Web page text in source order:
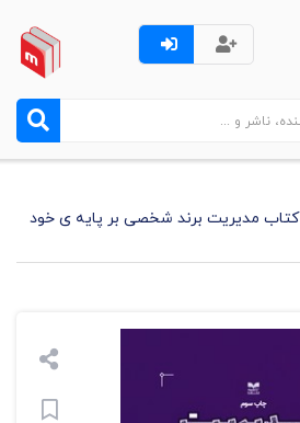
کتاب مدیریت برند شخصی بر پایه ی خود